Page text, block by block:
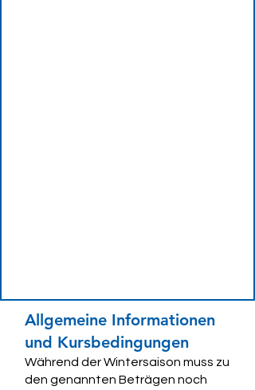
Allgemeine Informationen
und Kursbedingungen
Während der Wintersaison muss zu
den genannten Beträgen noch